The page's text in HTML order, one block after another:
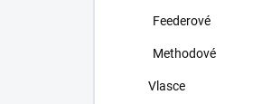
Feederové
Methodové
Vlasce